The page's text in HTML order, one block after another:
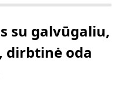
su galvūgaliu,
dirbtinė oda